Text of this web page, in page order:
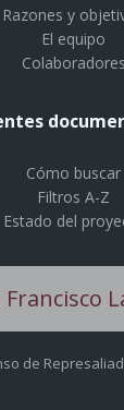
Razones y
El equipo
Colaboradores
Cómo buscar
Filtros A-Z
Estado del
de